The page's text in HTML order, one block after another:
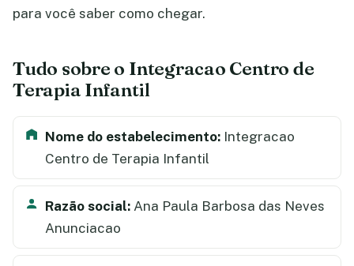
para você saber como chegar.
Tudo sobre o Integracao Centro de
Terapia Infantil
Nome do estabelecimento: Integracao
Centro de Terapia Infantil
Razão social: Ana Paula Barbosa das Neves
Anunciacao